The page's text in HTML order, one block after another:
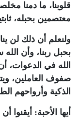
قلوبنا، ما دمنا
معتصمين بحبله،
ولنعلم أن ذلك لن
بحبل ربنا، وأن
الله في الدعوات،
صفوف العاملين،
الذكية وأرواحهم
أيها الأحبة: